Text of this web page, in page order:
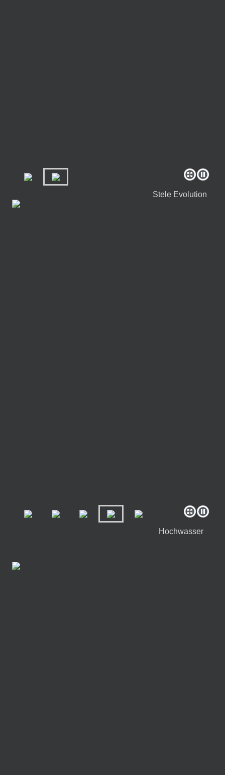
Stele Evolution
Hochwasser